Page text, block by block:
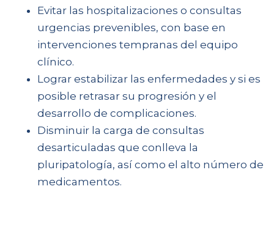
Evitar las hospitalizaciones o consultas
urgencias prevenibles, con base en
intervenciones tempranas del equipo
clínico.
Lograr estabilizar las enfermedades y si es
posible retrasar su progresión y el
desarrollo de complicaciones.
Disminuir la carga de consultas
desarticuladas que conlleva la
pluripatología, así como el alto número de
medicamentos.